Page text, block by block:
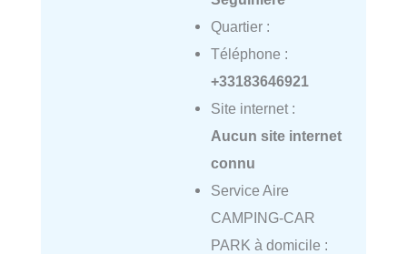
Quartier :
Téléphone :
+33183646921
Site internet :
Aucun site internet
connu
Service Aire
CAMPING-CAR
PARK à domicile :